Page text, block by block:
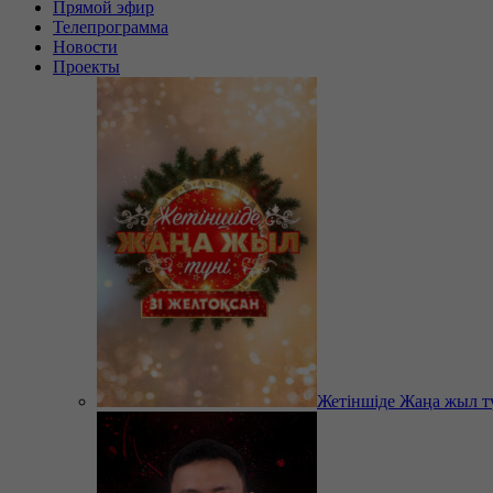
Прямой эфир
Телепрограмма
Новости
Проекты
Жетіншіде Жаңа жыл